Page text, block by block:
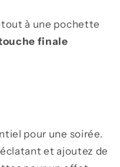
à une pochette
finale
pour une soirée.
et ajoutez de